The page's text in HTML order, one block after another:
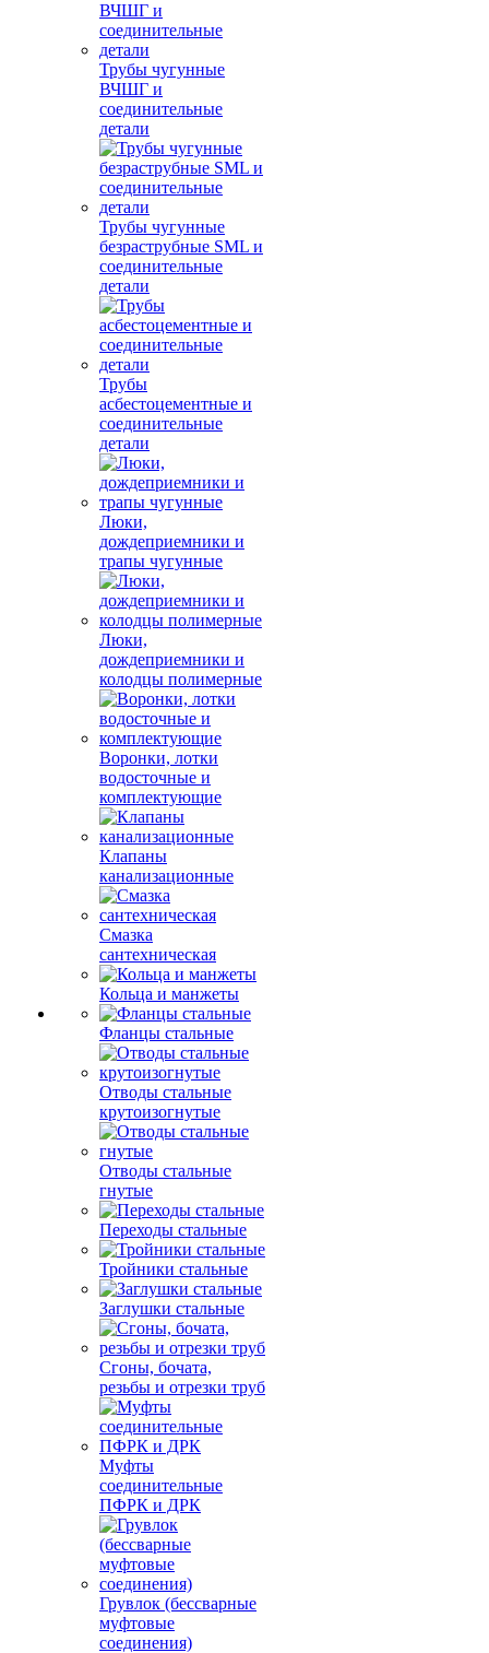
Трубы чугунные
ВЧШГ и
соединительные
детали
Трубы чугунные
безраструбные SML и
соединительные
детали
Трубы
асбестоцементные и
соединительные
детали
Люки,
дождеприемники и
трапы чугунные
Люки,
дождеприемники и
колодцы полимерные
Воронки, лотки
водосточные и
комплектующие
Клапаны
канализационные
Смазка
сантехническая
Кольца и манжеты
Фланцы стальные
Отводы стальные
крутоизогнутые
Отводы стальные
гнутые
Переходы стальные
Тройники стальные
Заглушки стальные
Сгоны, бочата,
резьбы и отрезки труб
Муфты
соединительные
ПФРК и ДРК
Грувлок (бессварные
муфтовые
соединения)